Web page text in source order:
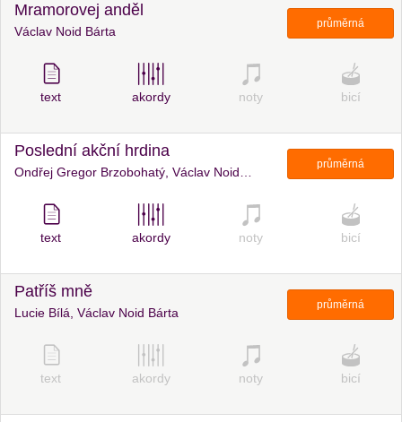
Mramorovej anděl
Václav Noid Bárta
průměrná
text akordy noty bicí
Poslední akční hrdina
průměrná
text akordy noty bicí
Patříš mně
Lucie Bílá, Václav Noid Bárta
průměrná
text akordy noty bicí